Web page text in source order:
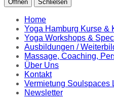
Öffnen Schließen
Home
Yoga Hamburg Kurse &
Yoga Workshops &
Ausbildungen /
Massage, Coaching,
Über Uns
Kontakt
Vermietung Soulspaces
Newsletter